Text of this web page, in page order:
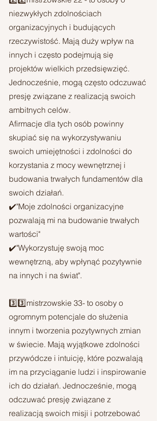
niezwykłych zdolnościach
organizacyjnych i budujących
rzeczywistość. Mają duży wpływ na
innych i często podejmują się
projektów wielkich przedsięwzięć.
Jednocześnie, mogą często odczuwać
presję związane z realizacją swoich
ambitnych celów.
Afirmacje dla tych osób powinny
skupiać się na wykorzystywaniu
swoich umiejętności i zdolności do
korzystania z mocy wewnętrznej i
budowania trwałych fundamentów dla
swoich działań.
✔️"Moje zdolności organizacyjne
pozwalają mi na budowanie trwałych
wartości"
✔️"Wykorzystuję swoją moc
wewnętrzną, aby wpłynąć pozytywnie
na innych i na świat".
3️⃣3️⃣mistrzowskie 33- to osoby o
ogromnym potencjale do służenia
innym i tworzenia pozytywnych zmian
w świecie. Mają wyjątkowe zdolności
przywódcze i intuicję, które pozwalają
im na przyciąganie ludzi i inspirowanie
ich do działań. Jednocześnie, mogą
odczuwać presję związane z
realizacją swoich misji i potrzebować